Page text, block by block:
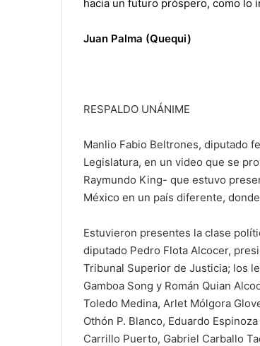
hacia un futuro próspero, como lo
Juan Palma (Quequi)
RESPALDO UNÁNIME
Manlio Fabio Beltrones, diputado
Legislatura, en un video que se
Raymundo King- que estuvo
México en un país diferente,
Estuvieron presentes la clase
diputado Pedro Flota Alcocer,
Tribunal Superior de Justicia; los
Gamboa Song y Román Quian
Toledo Medina, Arlet Mólgora
Othón P. Blanco, Eduardo
Carrillo Puerto, Gabriel Carballo